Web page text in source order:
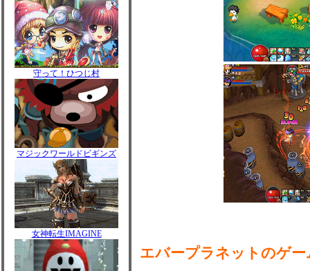
守って！ひつじ村
マジックワールドビギンズ
女神転生IMAGINE
エバープラネットのゲー